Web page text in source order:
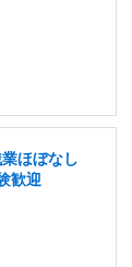
ほぼなし
歓迎